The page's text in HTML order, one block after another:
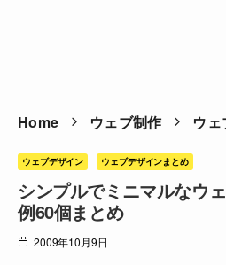
Home ウェブ制作 ウ
ウェブデザイン ウェブデザインまとめ
シンプルでミニマルなウ
例60個まとめ
2009年10月9日